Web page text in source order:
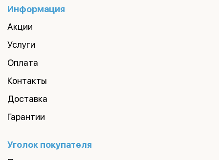
Информация
Акции
Услуги
Оплата
Контакты
Доставка
Гарантии
Уголок покупателя